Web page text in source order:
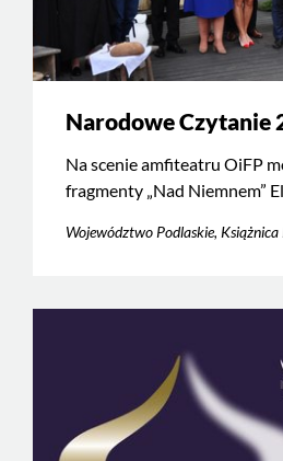
Narodowe Czytanie
Na scenie amfiteatru OiFP
fragmenty „Nad Niemnem”
Województwo Podlaskie, Książnica